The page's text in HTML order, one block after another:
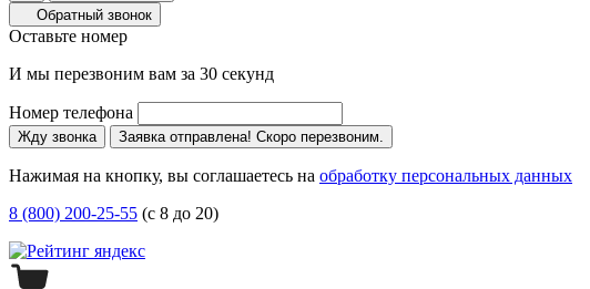
Обратный звонок
Оставьте номер
И мы перезвоним вам за 30 секунд
Номер телефона
Жду звонка Заявка отправлена! Скоро перезвоним.
Нажимая на кнопку, вы соглашаетесь на обработку персональных данных
8 (800) 200-25-55 (с 8 до 20)